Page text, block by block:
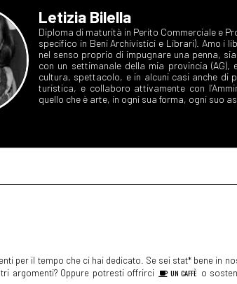
Letizia Bilella
Diploma di maturità in Perito Commerciale e
specifico in Beni Archivistici e Librari). Amo i
nel senso proprio di impugnare una penna,
con un settimanale della mia provincia
cultura, spettacolo, e in alcuni casi anche di
turistica, e collaboro attivamente con
quello che è arte, in ogni sua forma, ogni suo
per il tempo che ci hai dedicato. Se sei stat* bene in
argomenti? Oppure potresti offrirci
UN CAFFÈ o